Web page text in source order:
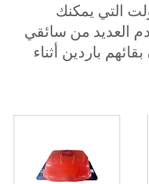
مكيفات الهواء ذات 12 فولت التي يمكنك
العديد من سائقي
باردين أثناء